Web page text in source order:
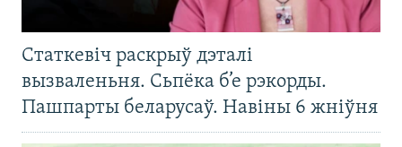
Статкевіч раскрыў дэталі
вызваленьня. Сьпёка б’е рэкорды.
Пашпарты беларусаў. Навіны 6 жніўня